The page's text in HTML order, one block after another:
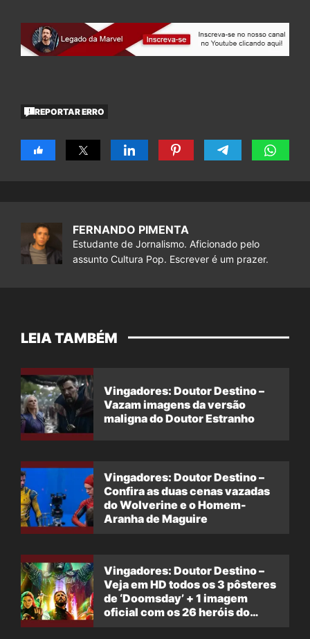
REPORTAR ERRO
FERNANDO PIMENTA
Estudante de Jornalismo. Aficionado pelo
assunto Cultura Pop. Escrever é um prazer.
LEIA TAMBÉM
Vingadores: Doutor Destino –
Vazam imagens da versão
maligna do Doutor Estranho
Vingadores: Doutor Destino –
Confira as duas cenas vazadas
do Wolverine e o Homem-
Aranha de Maguire
Vingadores: Doutor Destino –
Veja em HD todos os 3 pôsteres
de ‘Doomsday’ + 1 imagem
oficial com os 26 heróis do